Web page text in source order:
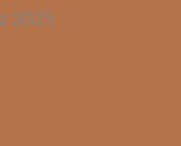
2025